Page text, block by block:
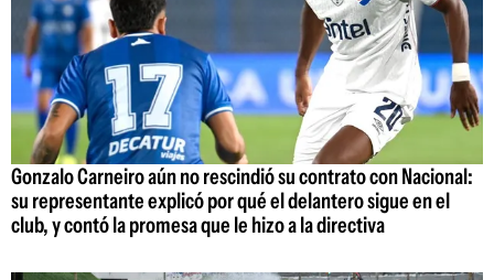
Gonzalo Carneiro aún no rescindió su contrato con Nacional:
su representante explicó por qué el delantero sigue en el
club, y contó la promesa que le hizo a la directiva